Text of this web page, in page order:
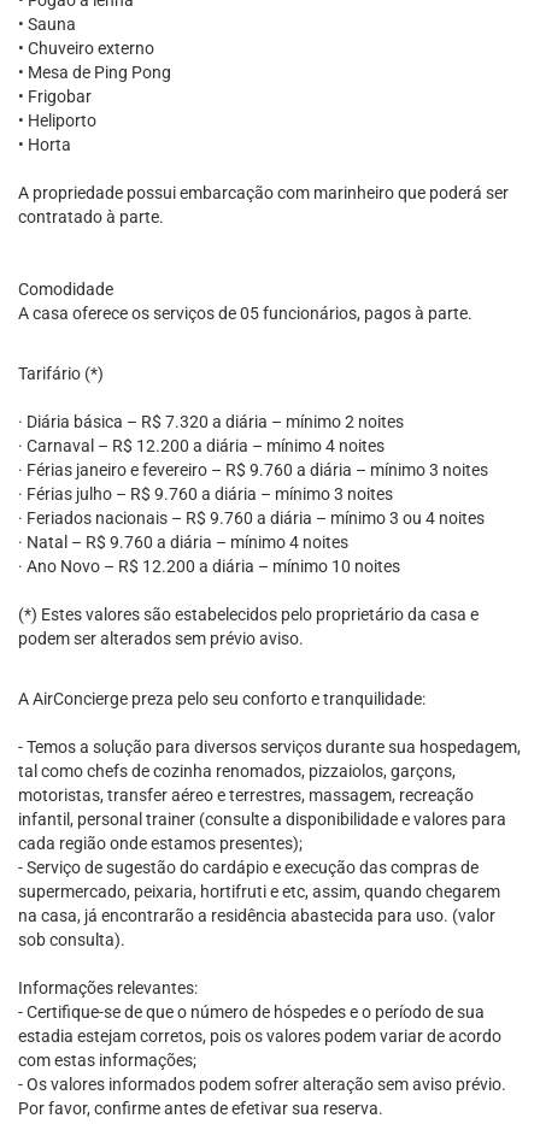
• Sauna
• Chuveiro externo
• Mesa de Ping Pong
• Frigobar
• Heliporto
• Horta
A propriedade possui embarcação com marinheiro que poderá ser
contratado à parte.
Comodidade
A casa oferece os serviços de 05 funcionários, pagos à parte.
Tarifário (*)
· Diária básica – R$ 7.320 a diária – mínimo 2 noites
· Carnaval – R$ 12.200 a diária – mínimo 4 noites
· Férias janeiro e fevereiro – R$ 9.760 a diária – mínimo 3 noites
· Férias julho – R$ 9.760 a diária – mínimo 3 noites
· Feriados nacionais – R$ 9.760 a diária – mínimo 3 ou 4 noites
· Natal – R$ 9.760 a diária – mínimo 4 noites
· Ano Novo – R$ 12.200 a diária – mínimo 10 noites
(*) Estes valores são estabelecidos pelo proprietário da casa e
podem ser alterados sem prévio aviso.
A AirConcierge preza pelo seu conforto e tranquilidade:
- Temos a solução para diversos serviços durante sua hospedagem,
tal como chefs de cozinha renomados, pizzaiolos, garçons,
motoristas, transfer aéreo e terrestres, massagem, recreação
infantil, personal trainer (consulte a disponibilidade e valores para
cada região onde estamos presentes);
- Serviço de sugestão do cardápio e execução das compras de
supermercado, peixaria, hortifruti e etc, assim, quando chegarem
na casa, já encontrarão a residência abastecida para uso. (valor
sob consulta).
Informações relevantes:
- Certifique-se de que o número de hóspedes e o período de sua
estadia estejam corretos, pois os valores podem variar de acordo
com estas informações;
- Os valores informados podem sofrer alteração sem aviso prévio.
Por favor, confirme antes de efetivar sua reserva.